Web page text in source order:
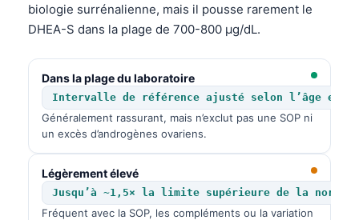
biologie surrénalienne, mais il pousse rarement le
DHEA-S dans la plage de 700-800 µg/dL.
Dans la plage du laboratoire
Intervalle de référence ajusté selon l’âge et le
Généralement rassurant, mais n’exclut pas une SOP ni
un excès d’androgènes ovariens.
Légèrement élevé
Jusqu’à ~1,5× la limite supérieure de la normale
Fréquent avec la SOP, les compléments ou la variation